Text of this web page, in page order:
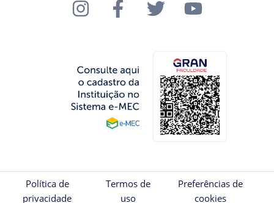
Política de
privacidade
Termos de
uso
Preferências de
cookies